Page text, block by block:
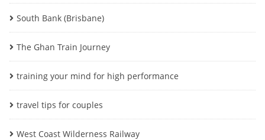
South Bank (Brisbane)
The Ghan Train Journey
training your mind for high performance
travel tips for couples
West Coast Wilderness Railway